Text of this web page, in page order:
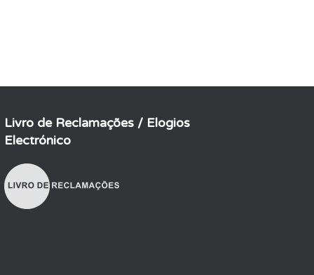
Livro de Reclamações / Elogios
Electrónico